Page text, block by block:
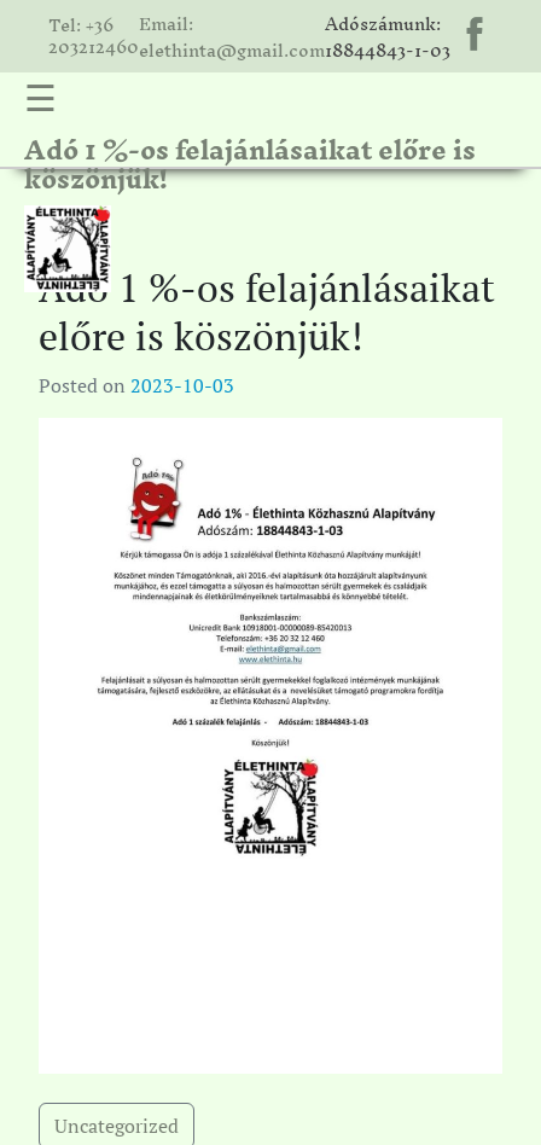
Tel: +36
203212460
Email:
elethinta@gmail.com
Adószámunk:
18844843-1-03
☰
Adó 1 %-os felajánlásaikat előre is
köszönjük!
Adó 1 %-os felajánlásaikat
előre is köszönjük!
Posted on 2023-10-03
Uncategorized